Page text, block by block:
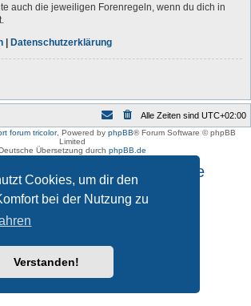
Cookies, um dir den
bei der Nutzung zu
Verstanden!
auch die jeweiligen Forenregeln, wenn du dich in
| Datenschutzerklärung
Alle Zeiten sind UTC+02:00
forum tricolor, Powered by phpBB® Forum Software © phpBB
Limited
Übersetzung durch phpBB.de
und Datenschutzhinweise